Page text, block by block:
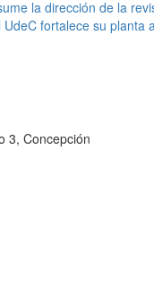
la dirección de la
fortalece su
3, Concepción